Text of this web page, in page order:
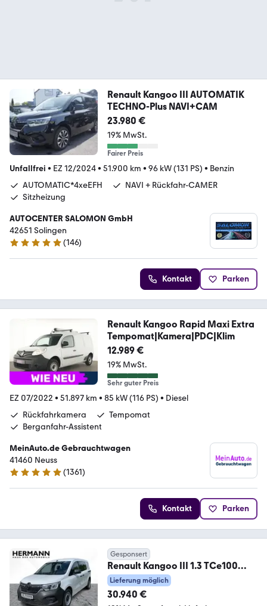
Renault Kangoo III AUTOMATIK
TECHNO-Plus NAVI+CAM
23.980 €
19% MwSt.
Fairer Preis
Unfallfrei • EZ 12/2024• 51.900 km • 96 kW (131 PS) • Benzin
AUTOMATIC*4xeEFH
NAVI + Rückfahr-CAMER
Sitzheizung
AUTOCENTER SALOMON GmbH
42651 Solingen
5 Sterne
(146)
Kontakt Parken
Renault Kangoo Rapid Maxi Extra
Tempomat|Kamera|PDC|Klim
12.989 €
19% MwSt.
Sehr guter Preis
EZ 07/2022 • 51.897 km • 85 kW (116 PS) • Diesel
Rückfahrkamera
Tempomat
Berganfahr-Assistent
MeinAuto.de Gebrauchtwagen
41460 Neuss
4.8 Sterne
(1361)
Kontakt Parken
Gesponsert
Renault Kangoo III 1.3 TCe100
Edition One *LED*TWA*LM
Lieferung möglich
30.940 €